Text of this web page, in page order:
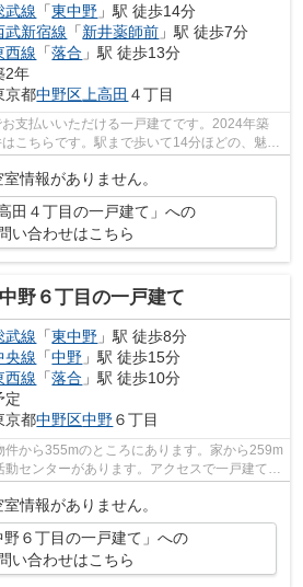
武線 「東中野 」駅 徒歩14分
武新宿線 「新井薬師前 」駅 徒歩7分
西線 「落合 」駅 徒歩13分
2年
京都中野区 上高田 ４丁目
支払いいただける一戸建てです。2024年築
こちらです。駅まで歩いて14分ほどの、魅力
情報がありません。
田４丁目の一戸建て」への
い合わせはこちら
野６丁目の一戸建て
武線 「東中野 」駅 徒歩8分
央線 「中野 」駅 徒歩15分
西線 「落合 」駅 徒歩10分
定
京都中野区中野６丁目
から355mのところにあります。家から259m
センターがあります。アクセスで一戸建てを
か。ま...
情報がありません。
野６丁目の一戸建て」への
い合わせはこちら